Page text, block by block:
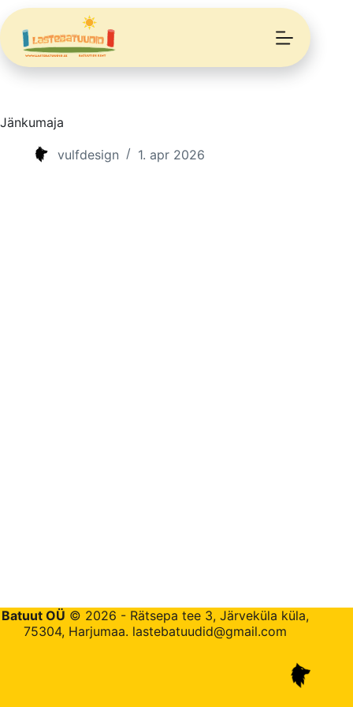
Skip
to
content
Jänkumaja
vulfdesign 1. apr 2026
Batuut OÜ © 2026 - Rätsepa tee 3, Järveküla küla,
75304, Harjumaa. lastebatuudid@gmail.com